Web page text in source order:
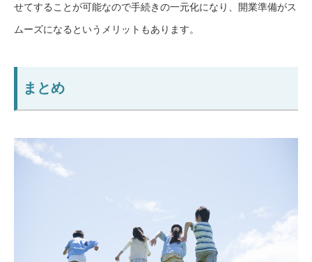
せてすることが可能なので手続きの一元化になり、開業準備がス
ムーズになるというメリットもあります。
まとめ